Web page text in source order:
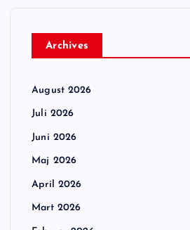
Archives
August 2026
Juli 2026
Juni 2026
Maj 2026
April 2026
Mart 2026